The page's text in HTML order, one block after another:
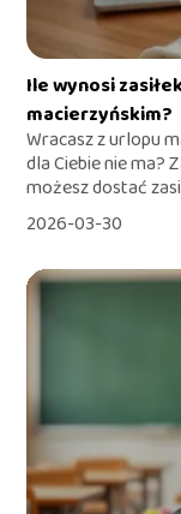
Ile wynosi
macierzyńskim?
Wracasz z urlopu
dla Ciebie nie ma?
możesz dostać
2026-03-30